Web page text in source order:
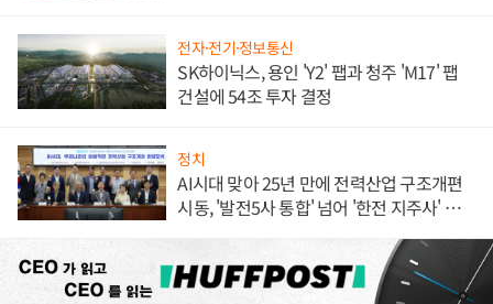
전자·전기·정보통신
SK하이닉스, 용인 'Y2' 팹과 청주 'M17' 팹
건설에 54조 투자 결정
정치
AI시대 맞아 25년 만에 전력산업 구조개편
시동, '발전5사 통합' 넘어 '한전 지주사' 재편